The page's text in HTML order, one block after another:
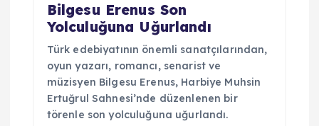
Bilgesu Erenus Son
Yolculuğuna Uğurlandı
Türk edebiyatının önemli sanatçılarından,
oyun yazarı, romancı, senarist ve
müzisyen Bilgesu Erenus, Harbiye Muhsin
Ertuğrul Sahnesi’nde düzenlenen bir
törenle son yolculuğuna uğurlandı.